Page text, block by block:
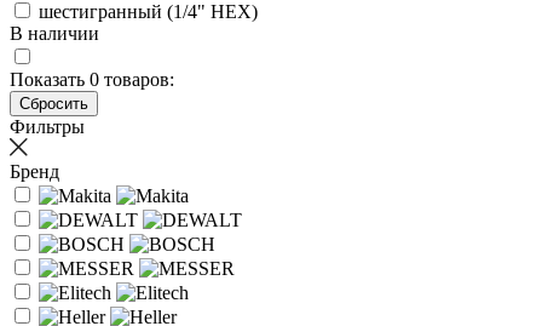
шестигранный (1/4" HEX)
В наличии
Показать 0 товаров:
Фильтры
Бренд